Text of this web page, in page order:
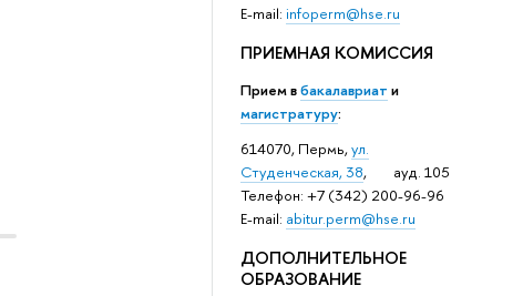
Е-mail: infoperm@hse.ru
ПРИЕМНАЯ КОМИССИЯ
Прием вбакалавриат и
магистратуру:
614070, Пермь,ул.
Студенческая, 38, ауд. 105
Телефон: +7 (342) 200-96-96
E-mail: abitur.perm@hse.ru
ДОПОЛНИТЕЛЬНОЕ
ОБРАЗОВАНИЕ